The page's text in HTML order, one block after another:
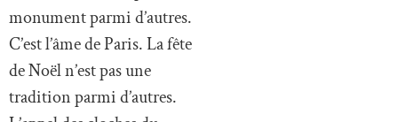
monument parmi d’autres.
C’est l’âme de Paris. La fête
de Noël n’est pas une
tradition parmi d’autres.